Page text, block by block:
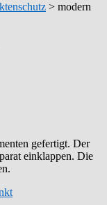
> modern
gefertigt. Der
einklappen. Die